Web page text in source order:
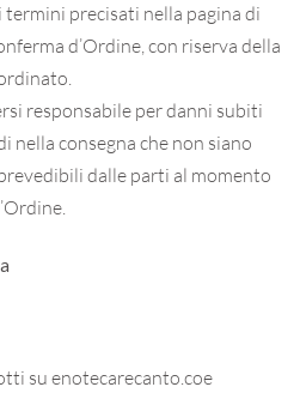
termini precisati nella pagina di
d’Ordine, con riserva della
responsabile per danni subiti
nella consegna che non siano
dalle parti al momento
su enotecarecanto.coe